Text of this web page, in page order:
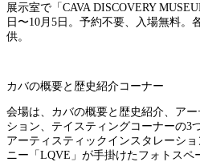
展示室で「CAVA DISCOVERY
日〜10月5日。予約不要、入場無料。
供。
カバの概要と歴史紹介コーナー
会場は、カバの概要と歴史紹介、ア
ション、テイスティングコーナーの3
アーティスティックインスタレーシ
ニー「LQVE」が手掛けたフォトスペ